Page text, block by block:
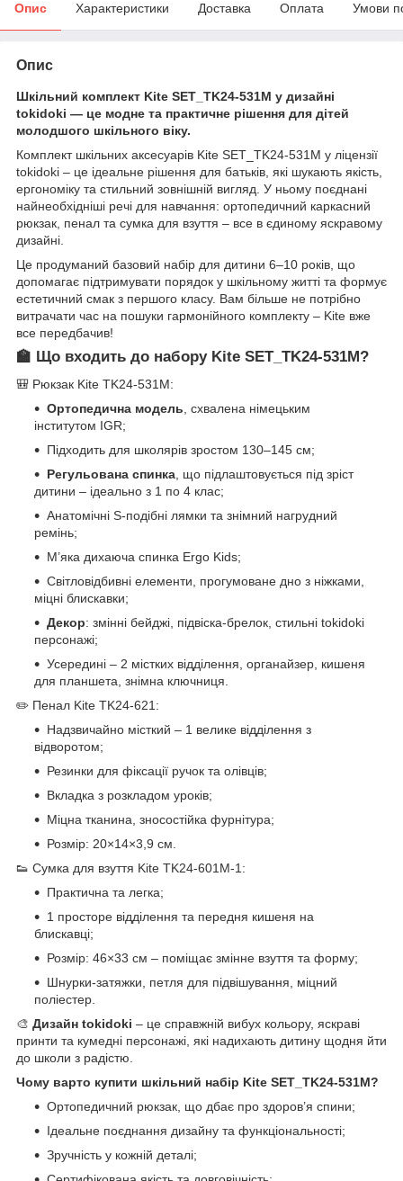
Опис Характеристики Доставка Оплата Умови
Опис
Шкільний комплект Kite SET_TK24-531M у дизайні
tokidoki — це модне та практичне рішення для дітей
молодшого шкільного віку.
Комплект шкільних аксесуарів Kite SET_TK24-531M у ліцензії
tokidoki – це ідеальне рішення для батьків, які шукають якість,
ергономіку та стильний зовнішній вигляд. У ньому поєднані
найнеобхідніші речі для навчання: ортопедичний каркасний
рюкзак, пенал та сумка для взуття – все в єдиному яскравому
дизайні.
Це продуманий базовий набір для дитини 6–10 років, що
допомагає підтримувати порядок у шкільному житті та формує
естетичний смак з першого класу. Вам більше не потрібно
витрачати час на пошуки гармонійного комплекту – Kite вже
все передбачив!
🏫 Що входить до набору Kite SET_TK24-531M?
🎒 Рюкзак Kite TK24-531M:
Ортопедична модель , схвалена німецьким
інститутом IGR;
Підходить для школярів зростом 130–145 см;
Регульована спинка , що підлаштовується під зріст
дитини – ідеально з 1 по 4 клас;
Анатомічні S-подібні лямки та знімний нагрудний
ремінь;
М’яка дихаюча спинка Ergo Kids;
Світловідбивні елементи, прогумоване дно з ніжками,
міцні блискавки;
Декор: змінні бейджі, підвіска-брелок, стильні tokidoki
персонажі;
Усередині – 2 містких відділення, органайзер, кишеня
для планшета, знімна ключниця.
✏️ Пенал Kite TK24-621:
Надзвичайно місткий – 1 велике відділення з
відворотом;
Резинки для фіксації ручок та олівців;
Вкладка з розкладом уроків;
Міцна тканина, зносостійка фурнітура;
Розмір: 20×14×3,9 см.
👟 Сумка для взуття Kite TK24-601M-1:
Практична та легка;
1 просторе відділення та передня кишеня на
блискавці;
Розмір: 46×33 см – поміщає змінне взуття та форму;
Шнурки-затяжки, петля для підвішування, міцний
поліестер.
🎨 Дизайн tokidoki – це справжній вибух кольору, яскраві
принти та кумедні персонажі, які надихають дитину щодня йти
до школи з радістю.
Чому варто купити шкільний набір Kite SET_TK24-531M?
Ортопедичний рюкзак, що дбає про здоров’я спини;
Ідеальне поєднання дизайну та функціональності;
Зручність у кожній деталі;